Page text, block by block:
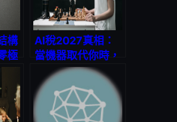
構
極
，
引
AI稅2027真相：
當機器取代你時，
誰該為社會成本買
單？